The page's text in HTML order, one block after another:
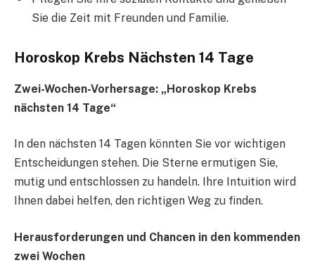
Sie die Zeit mit Freunden und Familie.
Horoskop Krebs Nächsten 14 Tage
Zwei-Wochen-Vorhersage: „Horoskop Krebs
nächsten 14 Tage“
In den nächsten 14 Tagen könnten Sie vor wichtigen
Entscheidungen stehen. Die Sterne ermutigen Sie,
mutig und entschlossen zu handeln. Ihre Intuition wird
Ihnen dabei helfen, den richtigen Weg zu finden.
Herausforderungen und Chancen in den kommenden
zwei Wochen